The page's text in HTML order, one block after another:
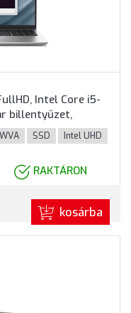
Intel Core i5-
billentyűzet,
Platinaezüst
SSD Intel UHD
RAKTÁRON
kosárba